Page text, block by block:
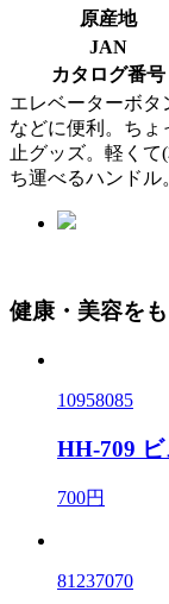
原産地
JAN
カタログ番号
エレベーターボ
などに便利。ち
止グッズ。軽く
ち運べるハンドル
健康・美容を
10958085
HH-709
700円
81237070